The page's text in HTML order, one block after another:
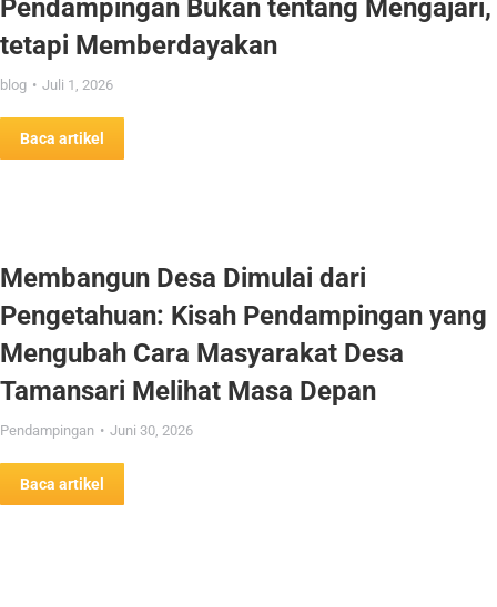
Pendampingan Bukan tentang Mengajari,
tetapi Memberdayakan
blog Juli 1, 2026
Baca artikel
Membangun Desa Dimulai dari
Pengetahuan: Kisah Pendampingan yang
Mengubah Cara Masyarakat Desa
Tamansari Melihat Masa Depan
Pendampingan Juni 30, 2026
Baca artikel